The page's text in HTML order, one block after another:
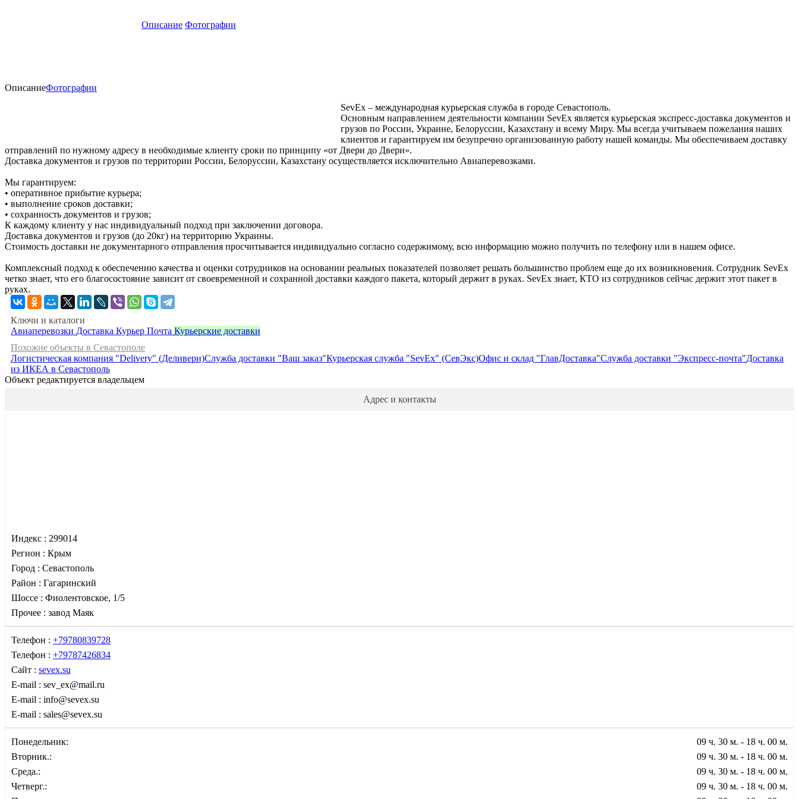
Описание Фотографии
ОписаниеФотографии
SevEx – международная курьерская служба в городе Севастополь.
Основным направлением деятельности компании SevEx является курьерская экспресс-доставка документов и
грузов по России, Украине, Белоруссии, Казахстану и всему Миру. Мы всегда учитываем пожелания наших
клиентов и гарантируем им безупречно организованную работу нашей команды. Мы обеспечиваем доставку
отправлений по нужному адресу в необходимые клиенту сроки по принципу «от Двери до Двери».
Доставка документов и грузов по территории России, Белоруссии, Казахстану осуществляется исключительно Авиаперевозками.
Мы гарантируем:
• оперативное прибытие курьера;
• выполнение сроков доставки;
• сохранность документов и грузов;
К каждому клиенту у нас индивидуальный подход при заключении договора.
Доставка документов и грузов (до 20кг) на территорию Украины.
Стоимость доставки не документарного отправления просчитывается индивидуально согласно содержимому, всю информацию можно получить по телефону или в нашем офисе.
Комплексный подход к обеспечению качества и оценки сотрудников на основании реальных показателей позволяет решать большинство проблем еще до их возникновения. Сотрудник SevEx
четко знает, что его благосостояние зависит от своевременной и сохранной доставки каждого пакета, который держит в руках. SevEx знает, КТО из сотрудников сейчас держит этот пакет в
руках.
Ключи и каталоги
Авиаперевозки Доставка Курьер Почта Курьерские доставки
Похожие объекты в Севастополе
Логистическая компания "Delivery" (Деливери)Служба доставки "Ваш заказ"Курьерская служба "SevEx" (СевЭкс)Офис и склад "ГлавДоставка"Служба доставки "Экспресс-почта"Доставка
из ИКЕА в Севастополь
Объект редактируется владельцем
Адрес и контакты
Индекс : 299014
Регион : Крым
Город : Севастополь
Район : Гагаринский
Шоссе : Фиолентовское, 1/5
Прочее : завод Маяк
Телефон : +79780839728
Телефон : +79787426834
Сайт : sevex.su
E-mail : sev_ex@mail.ru
E-mail : info@sevex.su
E-mail : sales@sevex.su
Понедельник:
09 ч. 30 м. - 18 ч. 00 м.
Вторник.:
09 ч. 30 м. - 18 ч. 00 м.
Среда.:
09 ч. 30 м. - 18 ч. 00 м.
Четверг.:
09 ч. 30 м. - 18 ч. 00 м.